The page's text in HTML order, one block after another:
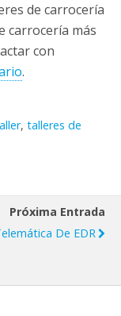
de carrocería
carrocería más
con
.
, talleres de
Próxima Entrada
De EDR